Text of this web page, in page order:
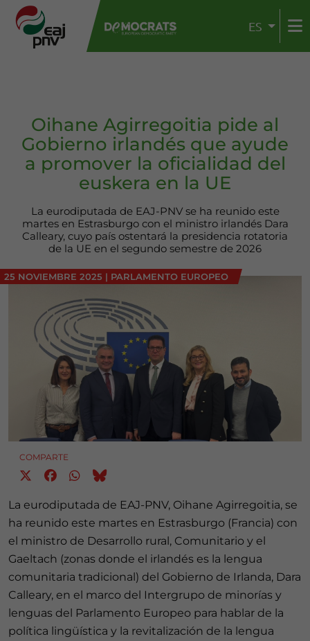
ES
Oihane Agirregoitia pide al
Gobierno irlandés que ayude
a promover la oficialidad del
euskera en la UE
La eurodiputada de EAJ-PNV se ha reunido este
martes en Estrasburgo con el ministro irlandés Dara
Calleary, cuyo país ostentará la presidencia rotatoria
de la UE en el segundo semestre de 2026
25 NOVIEMBRE 2025 | PARLAMENTO EUROPEO
COMPARTE
La eurodiputada de EAJ-PNV, Oihane Agirregoitia, se
ha reunido este martes en Estrasburgo (Francia) con
el ministro de Desarrollo rural, Comunitario y el
Gaeltach (zonas donde el irlandés es la lengua
comunitaria tradicional) del Gobierno de Irlanda, Dara
Calleary, en el marco del Intergrupo de minorías y
lenguas del Parlamento Europeo para hablar de la
política lingüística y la revitalización de la lengua